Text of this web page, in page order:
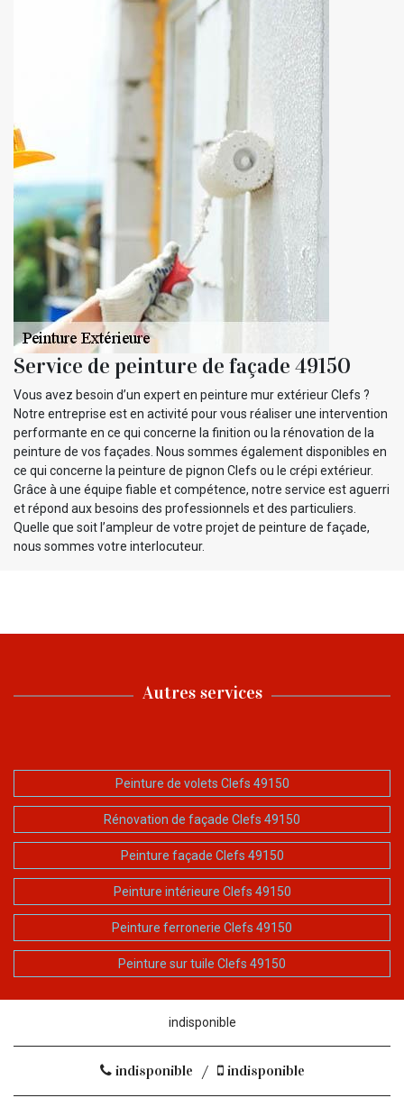
Service de peinture de façade 49150
Vous avez besoin d’un expert en peinture mur extérieur Clefs ?
Notre entreprise est en activité pour vous réaliser une intervention
performante en ce qui concerne la finition ou la rénovation de la
peinture de vos façades. Nous sommes également disponibles en
ce qui concerne la peinture de pignon Clefs ou le crépi extérieur.
Grâce à une équipe fiable et compétence, notre service est aguerri
et répond aux besoins des professionnels et des particuliers.
Quelle que soit l’ampleur de votre projet de peinture de façade,
nous sommes votre interlocuteur.
Autres services
Peinture de volets Clefs 49150
Rénovation de façade Clefs 49150
Peinture façade Clefs 49150
Peinture intérieure Clefs 49150
Peinture ferronerie Clefs 49150
Peinture sur tuile Clefs 49150
indisponible
indisponible / indisponible